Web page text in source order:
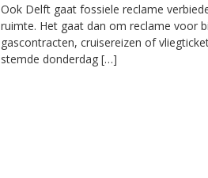
Ook Delft gaat fossiele reclame
ruimte. Het gaat dan om reclame voor
gascontracten, cruisereizen of
stemde donderdag […]